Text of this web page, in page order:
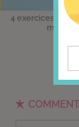
4 exercices pour